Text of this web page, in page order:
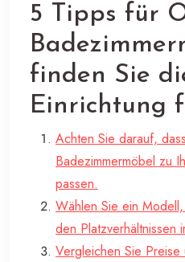
5 Tipps für
finden Sie
Einrichtung
Achten Sie darauf,
Badezimmermöbel zu
passen.
Wählen Sie ein
den Platzverhältnissen
Vergleichen Sie